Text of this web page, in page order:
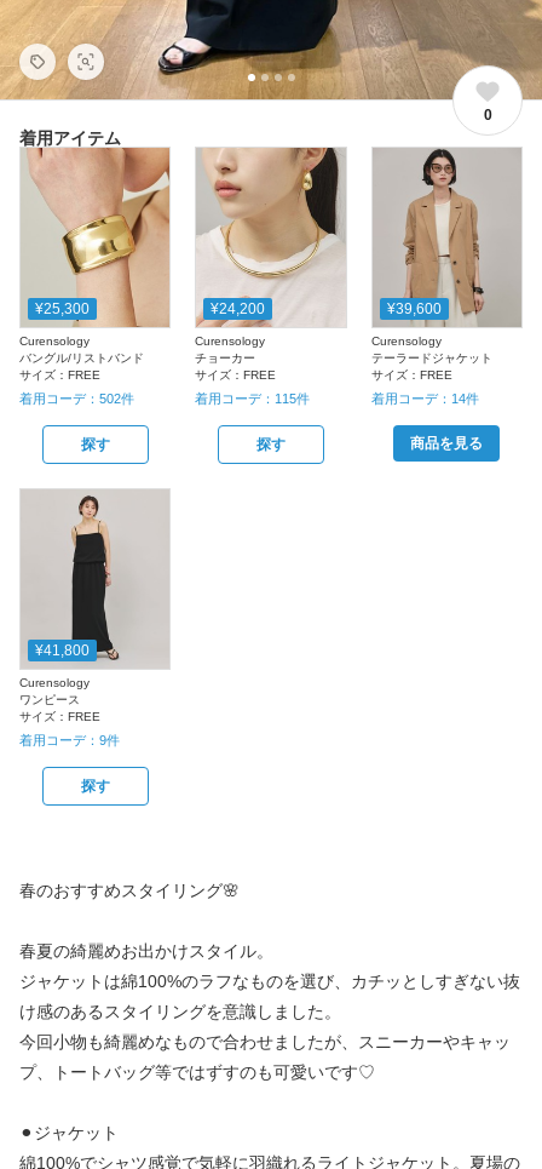
0
着用アイテム
¥25,300
Curensology
バングル/リストバンド
サイズ： FREE
着用コーデ： 502件
探す
¥24,200
Curensology
チョーカー
サイズ：FREE
着用コーデ： 115件
探す
¥39,600
Curensology
テーラードジャケット
サイズ： FREE
着用コーデ： 14件
商品を見る
¥41,800
Curensology
ワンピース
サイズ： FREE
着用コーデ： 9件
探す
春のおすすめスタイリング🌸
春夏の綺麗めお出かけスタイル。
ジャケットは綿100%のラフなものを選び、カチッとしすぎない抜
け感のあるスタイリングを意識しました。
今回小物も綺麗めなもので合わせましたが、スニーカーやキャッ
プ、トートバッグ等ではずすのも可愛いです♡
⚫︎ジャケット
綿100%でシャツ感覚で気軽に羽織れるライトジャケット。夏場の